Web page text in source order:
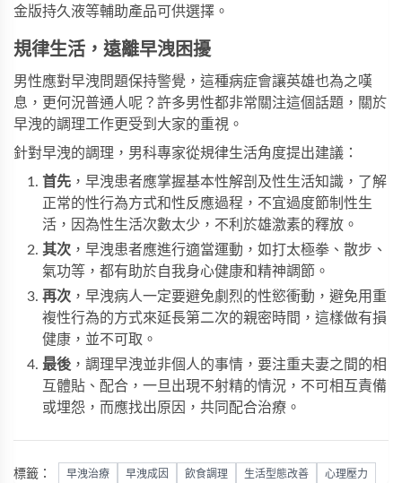
金版持久液等輔助產品可供選擇。
規律生活，遠離早洩困擾
男性應對早洩問題保持警覺，這種病症會讓英雄也為之嘆
息，更何況普通人呢？許多男性都非常關注這個話題，關於
早洩的調理工作更受到大家的重視。
針對早洩的調理，男科專家從規律生活角度提出建議：
首先 ，早洩患者應掌握基本性解剖及性生活知識，了解
正常的性行為方式和性反應過程，不宜過度節制性生
活，因為性生活次數太少，不利於雄激素的釋放。
其次 ，早洩患者應進行適當運動，如打太極拳、散步、
氣功等，都有助於自我身心健康和精神調節。
再次 ，早洩病人一定要避免劇烈的性慾衝動，避免用重
複性行為的方式來延長第二次的親密時間，這樣做有損
健康，並不可取。
最後 ，調理早洩並非個人的事情，要注重夫妻之間的相
互體貼、配合，一旦出現不射精的情況，不可相互責備
或埋怨，而應找出原因，共同配合治療。
標籤： 早洩治療 早洩成因 飲食調理 生活型態改善 心理壓力